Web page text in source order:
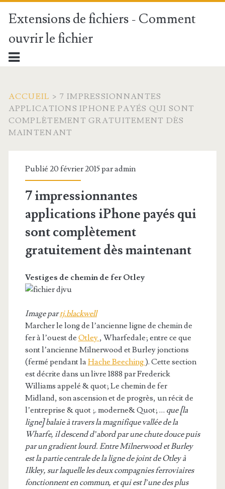
Extensions de fichiers - Comment
ouvrir le fichier
ACCUEIL > 7 IMPRESSIONNANTES
APPLICATIONS IPHONE PAYÉS QUI SONT
COMPLÈTEMENT GRATUITEMENT DÈS
MAINTENANT
Publié 20 février 2015 paradmin
7 impressionnantes
applications iPhone payés qui
sont complètement
gratuitement dès maintenant
Vestiges de chemin de fer Otley
Image partj.blackwell
Marcher le long de l’ancienne ligne de chemin de
fer à l’ouest de Otley , Wharfedale; entre ce que
sont l’ancienne Milnerwood et Burley jonctions
(fermé pendant laHache Beeching). Cette section
est décrite dans un livre 1888 par Frederick
Williams appelé & quot; Le chemin de fer
Midland, son ascension et de progrès, un récit de
l’entreprise & quot ;. moderne& Quot; … que [la
ligne] balaie à travers la magnifique vallée de la
Wharfe, il descend d’abord par une chute douce puis
par un gradient lourd. Entre Milnerwood et Burley
est la partie centrale de la ligne de joint de Otley à
Ilkley, sur laquelle les deux compagnies ferroviaires
fonctionnent en commun, et qui est l’une des plus